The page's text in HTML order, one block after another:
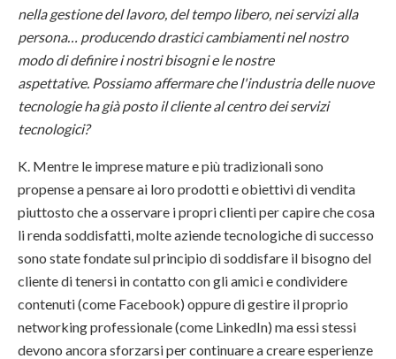
nella gestione del lavoro, del tempo libero, nei servizi alla
persona… producendo drastici cambiamenti nel nostro
modo di definire i nostri bisogni e le nostre
aspettative. Possiamo affermare che l'industria delle nuove
tecnologie ha già posto il cliente al centro dei servizi
tecnologici?
K. Mentre le imprese mature e più tradizionali sono
propense a pensare ai loro prodotti e obiettivi di vendita
piuttosto che a osservare i propri clienti per capire che cosa
li renda soddisfatti, molte aziende tecnologiche di successo
sono state fondate sul principio di soddisfare il bisogno del
cliente di tenersi in contatto con gli amici e condividere
contenuti (come Facebook) oppure di gestire il proprio
networking professionale (come LinkedIn) ma essi stessi
devono ancora sforzarsi per continuare a creare esperienze